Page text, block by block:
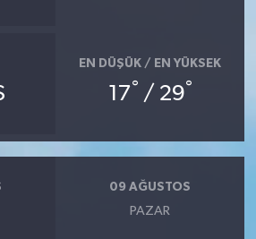
EN DÜŞÜK / EN YÜKSEK
17° / 29°
09 AĞUSTOS
PAZAR